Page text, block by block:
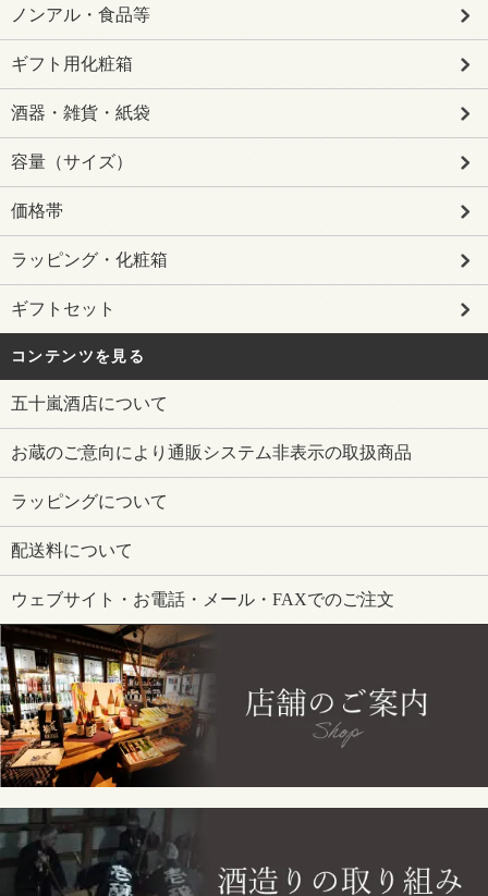
ノンアル・食品等
ギフト用化粧箱
酒器・雑貨・紙袋
容量（サイズ）
価格帯
ラッピング・化粧箱
ギフトセット
コンテンツを見る
五十嵐酒店について
お蔵のご意向により通販システム非表示の取扱商品
ラッピングについて
配送料について
ウェブサイト・お電話・メール・FAXでのご注文